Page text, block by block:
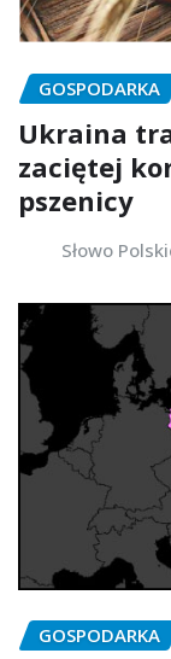
GOSPODARKA
Ukraina
zaciętej
pszenicy
Słowo
GOSPODARKA